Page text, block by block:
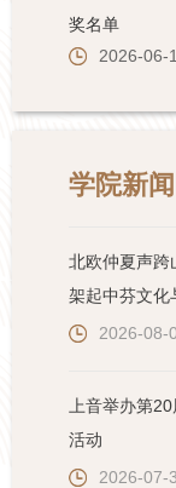
学院新闻
北欧仲夏声跨
架起中芬文化
2026-08-
上音举办第
活动
2026-07-